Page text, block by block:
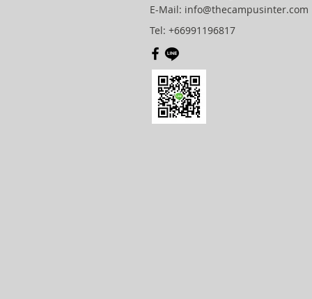
E-Mail: info@thecampusinter.com
Tel: +66991196817